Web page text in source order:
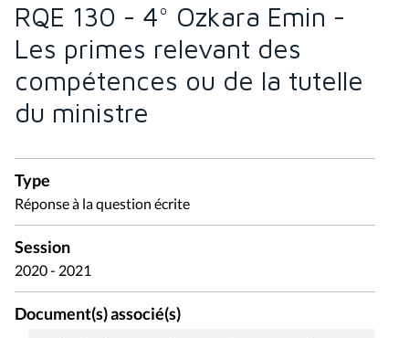
RQE 130 - 4° Ozkara Emin -
Les primes relevant des
compétences ou de la tutelle
du ministre
Type
Réponse à la question écrite
Session
2020 - 2021
Document(s) associé(s)